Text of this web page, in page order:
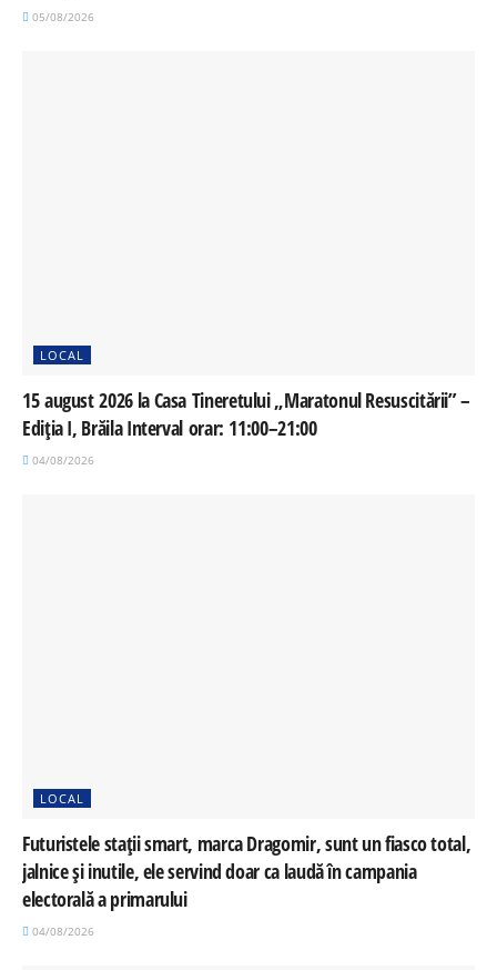
05/08/2026
LOCAL
15 august 2026 la Casa Tineretului „Maratonul Resuscitării” –
Ediția I, Brăila Interval orar: 11:00–21:00
04/08/2026
LOCAL
Futuristele stații smart, marca Dragomir, sunt un fiasco total,
jalnice și inutile, ele servind doar ca laudă în campania
electorală a primarului
04/08/2026